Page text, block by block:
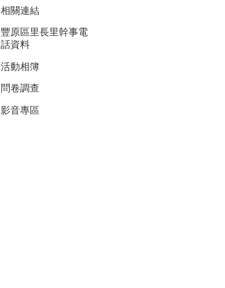
相關連結
豐原區里長里幹事電
話資料
活動相簿
問卷調查
影音專區